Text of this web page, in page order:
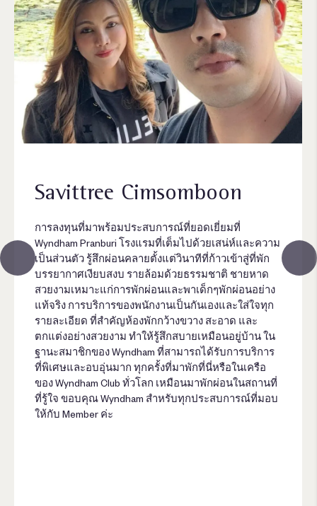
Savittree Cimsomboon
การลงทุนที่มาพร้อมประสบการณ์ที่ยอดเยี่ยมที่
Wyndham Pranburi โรงแรมที่เต็มไปด้วยเสน่ห์และความ
เป็นส่วนตัว รู้สึกผ่อนคลายตั้งแต่วินาทีที่ก้าวเข้าสู่ที่พัก
บรรยากาศเงียบสงบ รายล้อมด้วยธรรมชาติ ชายหาด
สวยงามเหมาะแก่การพักผ่อนและพาเด็กๆพักผ่อนอย่าง
แท้จริง การบริการของพนักงานเป็นกันเองและใส่ใจทุก
รายละเอียด ที่สำคัญห้องพักกว้างขวาง สะอาด และ
ตกแต่งอย่างสวยงาม ทำให้รู้สึกสบายเหมือนอยู่บ้าน ใน
ฐานะสมาชิกของ Wyndham ที่สามารถได้รับการบริการ
ที่พิเศษและอบอุ่นมาก ทุกครั้งที่มาพักที่นี่หรือในเครือ
ของ Wyndham Club ทั่วโลก เหมือนมาพักผ่อนในสถานที่
ที่รู้ใจ ขอบคุณ Wyndham สำหรับทุกประสบการณ์ที่มอบ
ให้กับ Member ค่ะ